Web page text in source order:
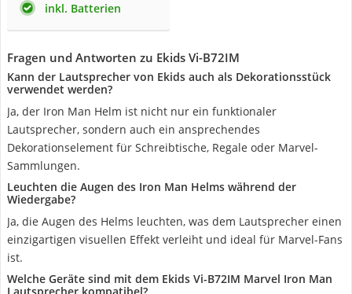
inkl. Batterien
Fragen und Antworten zu Ekids Vi-B72IM
Kann der Lautsprecher von Ekids auch als Dekorationsstück
verwendet werden?
Ja, der Iron Man Helm ist nicht nur ein funktionaler
Lautsprecher, sondern auch ein ansprechendes
Dekorationselement für Schreibtische, Regale oder Marvel-
Sammlungen.
Leuchten die Augen des Iron Man Helms während der
Wiedergabe?
Ja, die Augen des Helms leuchten, was dem Lautsprecher einen
einzigartigen visuellen Effekt verleiht und ideal für Marvel-Fans
ist.
Welche Geräte sind mit dem Ekids Vi-B72IM Marvel Iron Man